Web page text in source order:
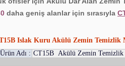
daha geniş alanlar için sırasıyla
Islak Kuru Akülü Zemin Temizlik
Ürün Adı : CT15B Akülü Zemin Temizlik